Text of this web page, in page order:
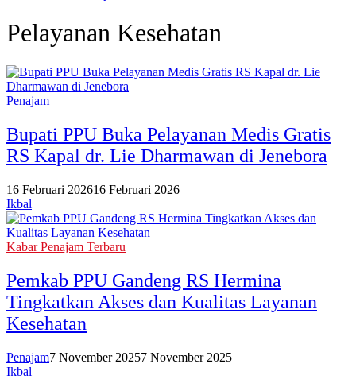
Pelayanan Kesehatan
Penajam
Bupati PPU Buka Pelayanan Medis Gratis
RS Kapal dr. Lie Dharmawan di Jenebora
16 Februari 202616 Februari 2026
Ikbal
Kabar Penajam Terbaru
‎Pemkab PPU Gandeng RS Hermina
Tingkatkan Akses dan Kualitas Layanan
Kesehatan
Penajam7 November 20257 November 2025
Ikbal